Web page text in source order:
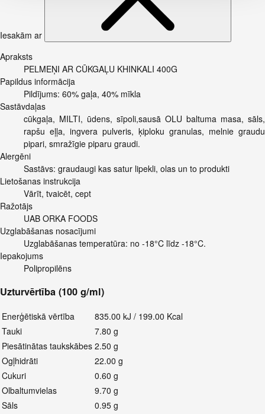
Iesakām ar
Apraksts
PELMEŅI AR CŪKGAĻU KHINKALI 400G
Papildus informācija
Pildījums: 60% gaļa, 40% mīkla
Sastāvdaļas
cūkgaļa, MILTI, ūdens, sīpoli,sausā OLU baltuma masa, sāls,
rapšu eļļa, ingvera pulveris, ķiploku granulas, melnie graudu
pipari, smražīgie piparu graudi.
Alergēni
Sastāvs: graudaugi kas satur lipekli, olas un to produkti
Lietošanas instrukcija
Vārīt, tvaicēt, cept
Ražotājs
UAB ORKA FOODS
Uzglabāšanas nosacījumi
Uzglabāšanas temperatūra: no -18°C līdz -18°C.
Iepakojums
Polipropilēns
Uzturvērtība (100 g/ml)
Enerģētiskā vērtība
835.00 kJ / 199.00 Kcal
Tauki
7.80 g
Piesātinātas taukskābes 2.50 g
Ogļhidrāti
22.00 g
Cukuri
0.60 g
Olbaltumvielas
9.70 g
Sāls
0.95 g